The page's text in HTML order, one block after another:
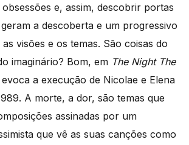
e, assim, descobrir portas
a descoberta e um progressivo
visões e os temas. São coisas do
imaginário? Bom, em The Night The
a execução de Nicolae e Elena
A morte, a dor, são temas que
assinadas por um
que vê as suas canções como